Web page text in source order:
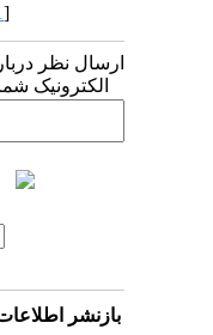
ارسال نظر
الکترونیک شما:
بازنشر اطلاعات